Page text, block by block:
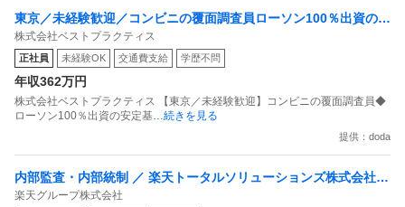
東京／未経験歓迎／コンビニの覆面調査員ローソン100％出資の安
定基盤／月５日在宅／残業月10時間
株式会社ベストプラクティス
正社員 未経験OK 交通費支給 学歴不問
年収362万円
株式会社ベストプラクティス 【東京／未経験歓迎】コンビニの覆面調査員◆
ローソン100％出資の安定基 …続きを見る
提供：doda
内部監査・内部統制 ／ 楽天トータルソリューションズ株式会社
戦略事業コンプライアンス支援部 業務統制支援課：ショップコン
楽天グループ株式会社